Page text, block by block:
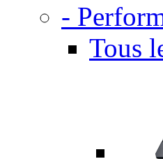
Tous